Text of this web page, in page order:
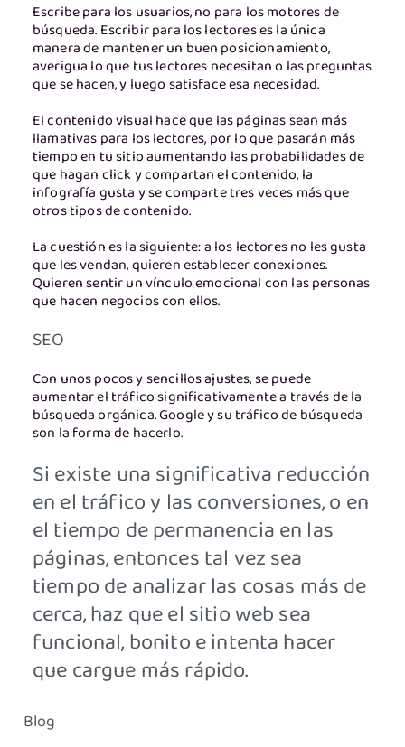
Escribe para los usuarios, no para los motores de
búsqueda. Escribir para los lectores es la única
manera de mantener un buen posicionamiento,
averigua lo que tus lectores necesitan o las preguntas
que se hacen, y luego satisface esa necesidad.
El contenido visual hace que las páginas sean más
llamativas para los lectores, por lo que pasarán más
tiempo en tu sitio aumentando las probabilidades de
que hagan click y compartan el contenido, la
infografía gusta y se comparte tres veces más que
otros tipos de contenido.
La cuestión es la siguiente: a los lectores no les gusta
que les vendan, quieren establecer conexiones.
Quieren sentir un vínculo emocional con las personas
que hacen negocios con ellos.
SEO
Con unos pocos y sencillos ajustes, se puede
aumentar el tráfico significativamente a través de la
búsqueda orgánica. Google y su tráfico de búsqueda
son la forma de hacerlo.
Si existe una significativa reducción
en el tráfico y las conversiones, o en
el tiempo de permanencia en las
páginas, entonces tal vez sea
tiempo de analizar las cosas más de
cerca, haz que el sitio web sea
funcional, bonito e intenta hacer
que cargue más rápido.
Blog